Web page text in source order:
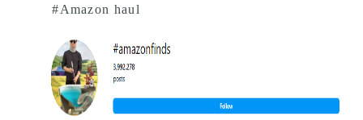
#Amazon haul